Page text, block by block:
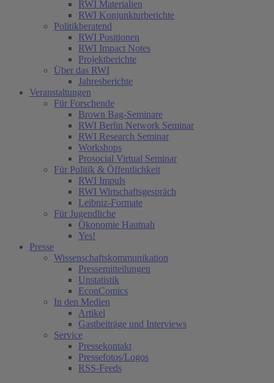
RWI Materialien
RWI Konjunkturberichte
Politikberatend
RWI Positionen
RWI Impact Notes
Projektberichte
Über das RWI
Jahresberichte
Veranstaltungen
Für Forschende
Brown Bag-Seminare
RWI Berlin Network Seminar
RWI Research Seminar
Workshops
Prosocial Virtual Seminar
Für Politik & Öffentlichkeit
RWI Impuls
RWI Wirtschaftsgespräch
Leibniz-Formate
Für Jugendliche
Ökonomie Hautnah
Yes!
Presse
Wissenschaftskommunikation
Pressemitteilungen
Unstatistik
EconComics
In den Medien
Artikel
Gastbeiträge und Interviews
Service
Pressekontakt
Pressefotos/Logos
RSS-Feeds